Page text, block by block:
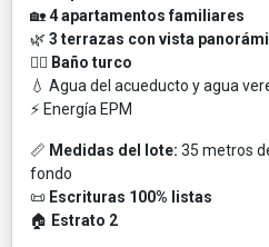
🏡4 apartamentos familiares
🌿 3 terrazas con vista
🧖‍♂️ Baño turco
💧 Agua del acueducto y agua
⚡ Energía EPM
📏 Medidas del lote: 35 metros
fondo
📜 Escrituras 100% listas
🏠 Estrato 2